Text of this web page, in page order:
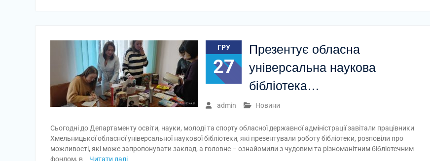
ГРУ
27
Презентує обласна
універсальна наукова
бібліотека…
admin Новини
Сьогодні до Департаменту освіти, науки, молоді та спорту обласної державної адміністрації завітали працівники
Хмельницької обласної універсальної наукової бібліотеки, які презентували роботу бібліотеки, розповіли про
можливості, які може запропонувати заклад, а головне – ознайомили з чудовим та різноманітним бібліотечним
фондом, в
Читати далі